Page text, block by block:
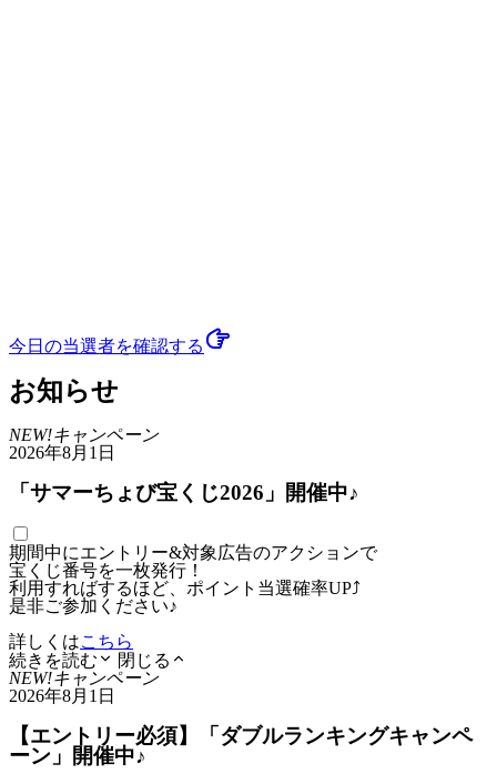
今日の当選者を確認する
お知らせ
NEW!キャンペーン
2026年8月1日
「サマーちょび宝くじ2026」開催中♪
期間中にエントリー&対象広告のアクションで
宝くじ番号を一枚発行！
利用すればするほど、ポイント当選確率UP⤴
是非ご参加ください♪
詳しくはこちら
続きを読む
閉じる
NEW!キャンペーン
2026年8月1日
【エントリー必須】「ダブルランキングキャンペ
ーン」開催中♪